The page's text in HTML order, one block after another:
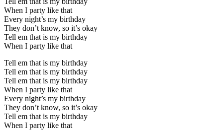
When I party like that
Every night’s my birthday
They don’t know, so it’s okay
Tell em that is my birthday
When I party like that
Tell em that is my birthday
Tell em that is my birthday
Tell em that is my birthday
When I party like that
Every night’s my birthday
They don’t know, so it’s okay
Tell em that is my birthday
When I party like that